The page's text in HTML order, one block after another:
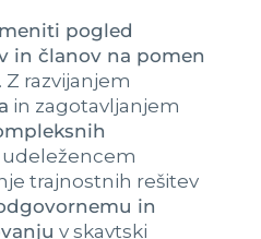
pogled
in članov na pomen
. Z razvijanjem
in zagotavljanjem
trajnostnih rešitev
in
v skavtski